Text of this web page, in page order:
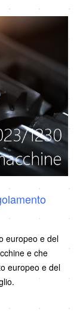
europeo e del
e che
europeo e del